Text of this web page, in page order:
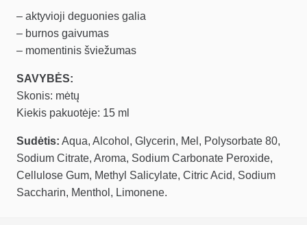
– aktyvioji deguonies galia
– burnos gaivumas
– momentinis šviežumas
SAVYBĖS:
Skonis: mėtų
Kiekis pakuotėje: 15 ml
Sudėtis: Aqua, Alcohol, Glycerin, Mel, Polysorbate 80,
Sodium Citrate, Aroma, Sodium Carbonate Peroxide,
Cellulose Gum, Methyl Salicylate, Citric Acid, Sodium
Saccharin, Menthol, Limonene.